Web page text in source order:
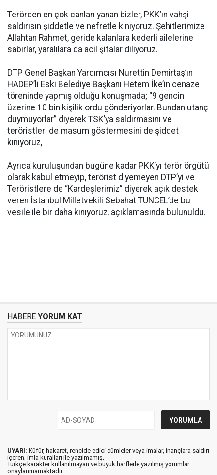
Terörden en çok canları yanan bizler, PKK’ın vahşi
saldırısın şiddetle ve nefretle kınıyoruz. Şehitlerimize
Allahtan Rahmet, geride kalanlara kederli ailelerine
sabırlar, yaralılara da acil şifalar diliyoruz.
DTP Genel Başkan Yardımcısı Nurettin Demirtaş’ın
HADEP’li Eski Belediye Başkanı Hetem İke’in cenaze
töreninde yapmış olduğu konuşmada; “9 gencin
üzerine 10 bin kişilik ordu gönderiyorlar. Bundan utanç
duymuyorlar” diyerek TSK’ya saldırmasını ve
teröristleri de masum göstermesini de şiddet
kınıyoruz,
Ayrıca kuruluşundan bugüne kadar PKK’yı terör örgütü
olarak kabul etmeyip, terörist diyemeyen DTP’yi ve
Teröristlere de “Kardeşlerimiz” diyerek açık destek
veren İstanbul Milletvekili Sebahat TUNCEL’de bu
vesile ile bir daha kınıyoruz, açıklamasında bulunuldu.
HABERE YORUM KAT
UYARI: Küfür, hakaret, rencide edici cümleler veya imalar, inançlara saldırı
içeren, imla kuralları ile yazılmamış,
Türkçe karakter kullanılmayan ve büyük harflerle yazılmış yorumlar
onaylanmamaktadır.